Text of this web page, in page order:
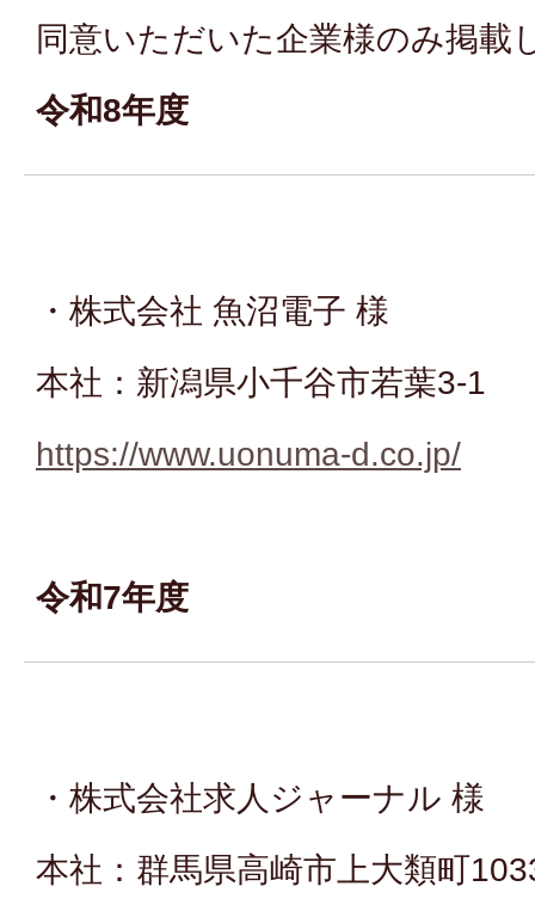
同意いただいた企業様のみ掲載
令和8年度
・株式会社 魚沼電子 様
本社：新潟県小千谷市若葉3-1
https://www.uonuma-d.co.jp/
令和7年度
・株式会社求人ジャーナル 様
本社：群馬県高崎市上大類町